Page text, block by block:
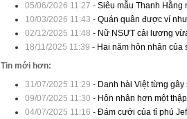
05/06/2026 11:27 - Siêu mẫu Thanh Hằng
10/03/2026 11:43 - Quán quân được ví
02/12/2025 11:48 - Nữ NSƯT cải lương
18/11/2025 11:39 - Hai năm hôn nhân
Tin mới hơn:
31/07/2025 11:29 - Danh hài Việt từng
09/07/2025 11:30 - Hôn nhân hơn một
04/07/2025 11:16 - Đám cưới của tỉ phú